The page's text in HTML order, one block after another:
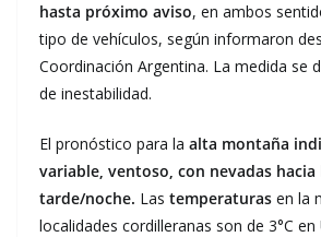
hasta próximo aviso, en ambos
tipo de vehículos, según informaron
Coordinación Argentina. La medida se
de inestabilidad.
El pronóstico para la alta montaña
variable, ventoso, con nevadas hacia
tarde/noche. Las temperaturas en la
localidades cordilleranas son de 3°C en